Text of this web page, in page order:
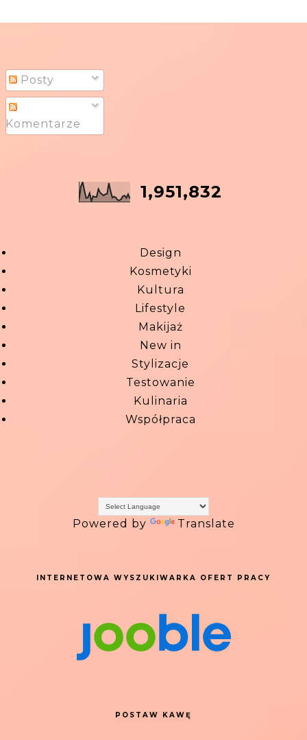
Posty
Komentarze
1,951,832
Design
Kosmetyki
Kultura
Lifestyle
Makijaż
New in
Stylizacje
Testowanie
Kulinaria
Współpraca
Powered by Translate
INTERNETOWA WYSZUKIWARKA OFERT PRACY
POSTAW KAWĘ